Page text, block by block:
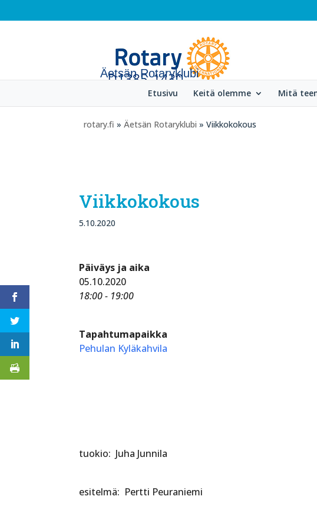
Äetsän Rotaryklubi
Etusivu Keitä olemme Mitä
rotary.fi » Äetsän Rotaryklubi » Viikkokokous
Viikkokokous
5.10.2020
Päiväys ja aika
05.10.2020
18:00 - 19:00
Tapahtumapaikka
Pehulan Kyläkahvila
tuokio: Juha Junnila
esitelmä: Pertti Peuraniemi